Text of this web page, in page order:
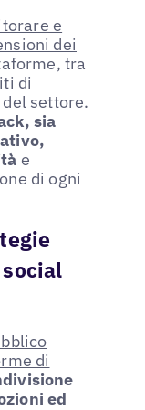
e
dei
tra
di
settore.
sia
e
di ogni
di
ed